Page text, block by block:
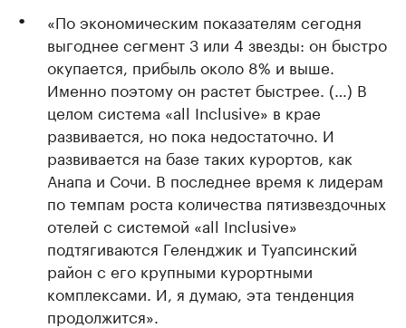
«По экономическим показателям сегодня
выгоднее сегмент 3 или 4 звезды: он быстро
окупается, прибыль около 8% и выше.
Именно поэтому он растет быстрее. (…) В
целом система «аll Inclusive» в крае
развивается, но пока недостаточно. И
развивается на базе таких курортов, как
Анапа и Сочи. В последнее время к лидерам
по темпам роста количества пятизвездочных
отелей с системой «аll Inclusive»
подтягиваются Геленджик и Туапсинский
район с его крупными курортными
комплексами. И, я думаю, эта тенденция
продолжится».